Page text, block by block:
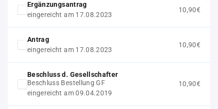
Ergänzungsantrag
eingereicht am 17.08.2023
10,90€
Antrag
eingereicht am 17.08.2023
10,90€
Beschluss d. Gesellschafter
Beschluss Bestellung GF
eingereicht am 09.04.2019
10,90€